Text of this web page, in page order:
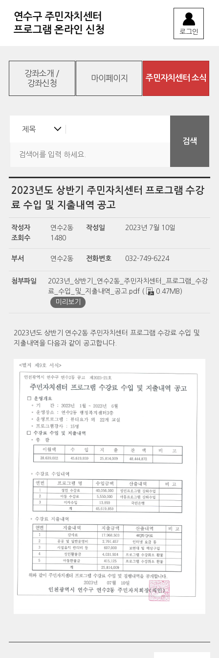
연수구 주민자치센터
프로그램 온라인 신청
로그인
강좌소개 /
강좌신청
마이페이지 주민자치센터 소식
2023년도 상반기 주민자치센터 프로그램 수강
료 수입 및 지출내역 공고
작성자 연수2동 작성일
2023년 7월 10일
조회수
1480
부서 연수2동 전화번호 032-749-6224
첨부파일
2023년_상반기_연수2동_주민자치센터_프로그램_수강
료_수입_및_지출내역_공고.pdf (
0.47MB)
미리보기
2023년도 상반기 연수2동 주민자치센터 프로그램 수강료 수입 및
지출내역을 다음과 같이 공고합니다.